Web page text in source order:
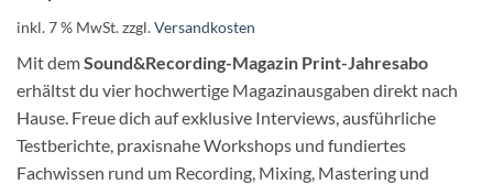
inkl. 7 % MwSt.zzgl.Versandkosten
Mit demSound&Recording-Magazin Print-Jahresabo
erhältst du vier hochwertige Magazinausgaben direkt nach
Hause. Freue dich auf exklusive Interviews, ausführliche
Testberichte, praxisnahe Workshops und fundiertes
Fachwissen rund um Recording, Mixing, Mastering und